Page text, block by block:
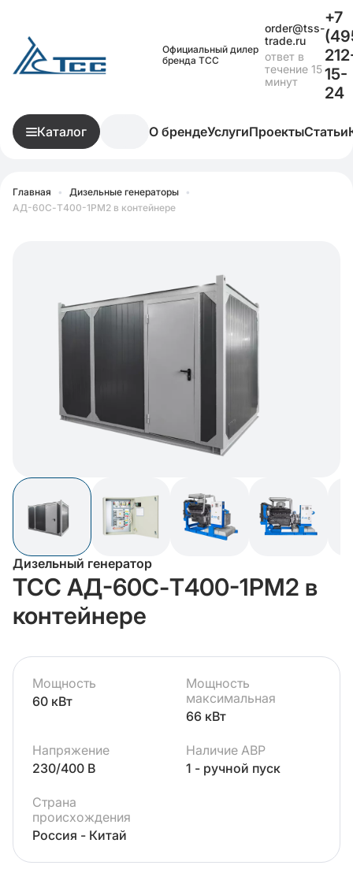
Официальный дилер
бренда ТСС
order@tss-
trade.ru
ответ в
течение 15
минут
+7
15-
24
Каталог О брендеУслугиПроектыСтатьи
Главная • Дизельные генераторы
•
АД-60С-Т400-1РМ2 в контейнере
Дизельный генератор
ТСС АД-60С-Т400-1РМ2 в
контейнере
Мощность
60 кВт
Мощность
максимальная
66 кВт
Напряжение
230/400 В
Наличие АВР
1 - ручной пуск
Страна
происхождения
Россия - Китай